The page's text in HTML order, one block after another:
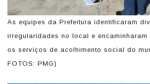
As equipes da Prefeitura identificaram
irregularidades no local e
os serviços de acolhimento social do
FOTOS: PMG)